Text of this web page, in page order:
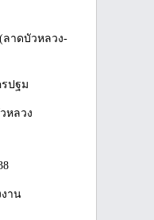
ลาดบัวหลวง-
ปฐม
หลวง
าน